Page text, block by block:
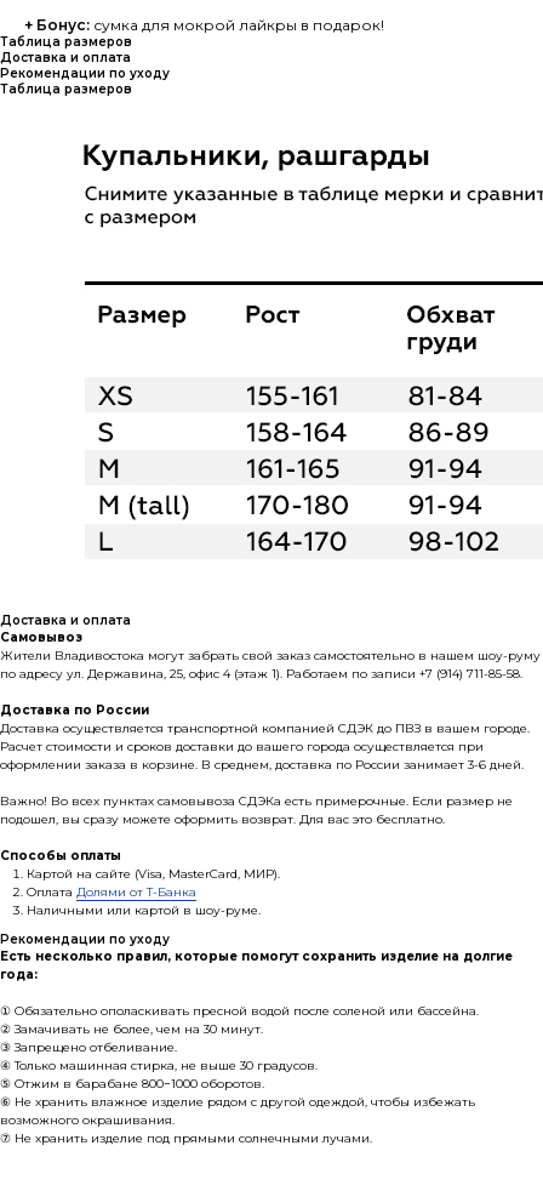
+ Бонус: сумка для мокрой лайкры в подарок!
Таблица размеров
Доставка и оплата
Рекомендации по уходу
Таблица размеров
Доставка и оплата
Самовывоз
Жители Владивостока могут забрать свой заказ самостоятельно в нашем шоу-руму
по адресу ул. Державина, 25, офис 4 (этаж 1). Работаем по записи +7 (914) 711-85-58.
Доставка по России
Доставка осуществляется транспортной компанией СДЭК до ПВЗ в вашем городе.
Расчет стоимости и сроков доставки до вашего города осуществляется при
оформлении заказа в корзине. В среднем, доставка по России занимает 3-6 дней.
Важно! Во всех пунктах самовывоза СДЭКа есть примерочные. Если размер не
подошел, вы сразу можете оформить возврат. Для вас это бесплатно.
Способы оплаты
Картой на сайте (Visa, MasterCard, МИР).
Оплата Долями от Т-Банка
Наличными или картой в шоу-руме.
Рекомендации по уходу
Есть несколько правил, которые помогут сохранить изделие на долгие
года:
① Обязательно ополаскивать пресной водой после соленой или бассейна.
② Замачивать не более, чем на 30 минут.
③ Запрещено отбеливание.
④ Только машинная стирка, не выше 30 градусов.
⑤ Отжим в барабане 800−1000 оборотов.
⑥ Не хранить влажное изделие рядом с другой одеждой, чтобы избежать
возможного окрашивания.
⑦ Не хранить изделие под прямыми солнечными лучами.